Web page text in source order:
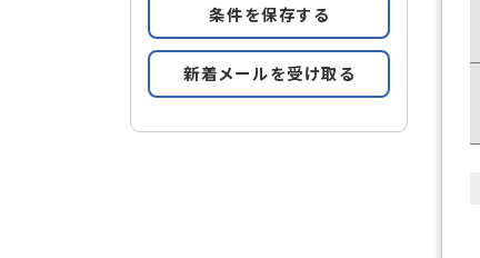
条件を保存する
新着メールを受け取る